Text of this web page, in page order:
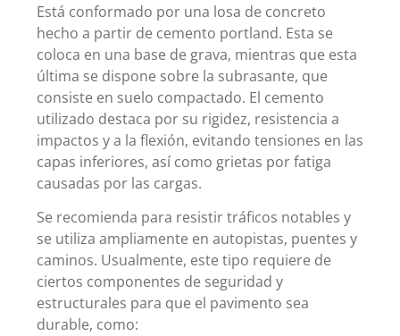
Está conformado por una losa de concreto
hecho a partir de cemento portland. Esta se
coloca en una base de grava, mientras que esta
última se dispone sobre la subrasante, que
consiste en suelo compactado. El cemento
utilizado destaca por su rigidez, resistencia a
impactos y a la flexión, evitando tensiones en las
capas inferiores, así como grietas por fatiga
causadas por las cargas.
Se recomienda para resistir tráficos notables y
se utiliza ampliamente en autopistas, puentes y
caminos. Usualmente, este tipo requiere de
ciertos componentes de seguridad y
estructurales para que el pavimento sea
durable, como: